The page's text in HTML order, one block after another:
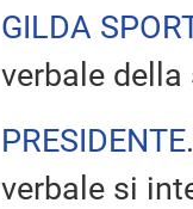
GILDA
verbale
PRESIDENTE
verbale si